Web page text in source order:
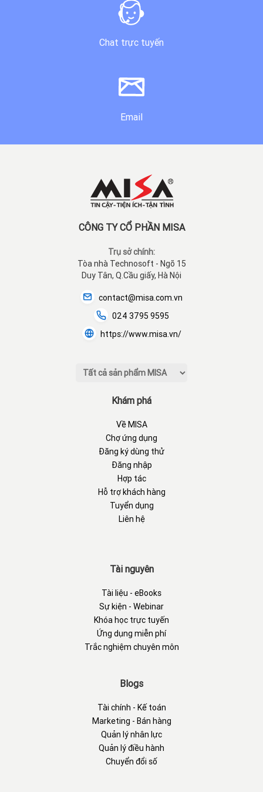
Chat trực tuyến
Email
CÔNG TY CỔ PHẦN MISA
Trụ sở chính:
Tòa nhà Technosoft - Ngõ 15
Duy Tân, Q.Cầu giấy, Hà Nội
contact@misa.com.vn
024 3795 9595
https://www.misa.vn/
Khám phá
Về MISA
Chợ ứng dụng
Đăng ký dùng thử
Đăng nhập
Hợp tác
Hỗ trợ khách hàng
Tuyển dụng
Liên hệ
Tài nguyên
Tài liệu - eBooks
Sự kiện - Webinar
Khóa học trực tuyến
Ứng dụng miễn phí
Trắc nghiệm chuyên môn
Blogs
Tài chính - Kế toán
Marketing - Bán hàng
Quản lý nhân lực
Quản lý điều hành
Chuyển đổi số